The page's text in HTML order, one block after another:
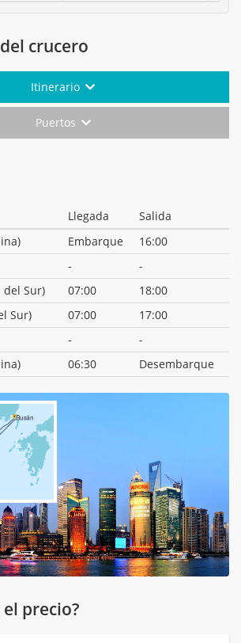
crucero
Itinerario
Puertos
Llegada
Salida
Embarque
16:00
-
-
del Sur) 07:00
18:00
Sur) 07:00
17:00
-
-
06:30 Desembarque
precio?